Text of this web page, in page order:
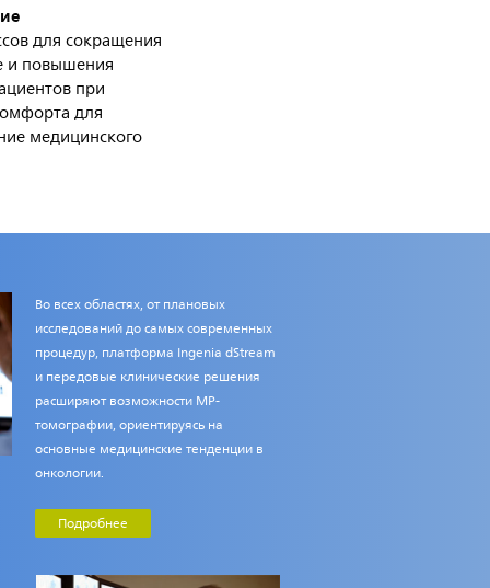
для сокращения
и повышения
при
для
медицинского
Во всех областях, от плановых
исследований до самых современных
процедур, платформа Ingenia dStream
и передовые клинические решения
расширяют возможности МР-
томографии, ориентируясь на
основные медицинские тенденции в
онкологии.
Подробнее